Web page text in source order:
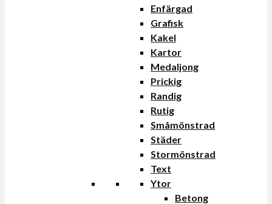
Enfärgad
Grafisk
Kakel
Kartor
Medaljong
Prickig
Randig
Rutig
Småmönstrad
Städer
Stormönstrad
Text
Ytor
Betong